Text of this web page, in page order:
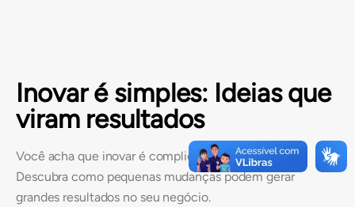
Inovar é simples: Ideias que
viram resultados
Você acha que inovar é complicado ou caro?
Descubra como pequenas mudanças podem gerar
grandes resultados no seu negócio.